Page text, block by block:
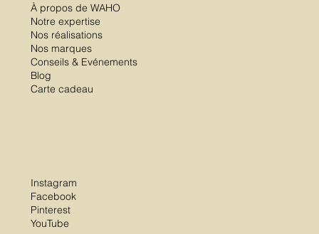
À propos de WAHO
Notre expertise
Nos réalisations
Nos marques
Conseils & Evénements
Blog
Carte cadeau
Instagram
Facebook
Pinterest
YouTube